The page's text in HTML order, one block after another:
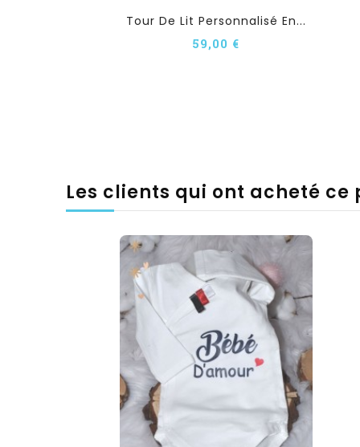
Tour De Lit Personnalisé En...
59,00 €
Les clients qui ont acheté